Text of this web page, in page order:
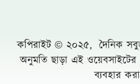
কপিরাইট © ২০২৫, দৈনিক সবুজ
অনুমতি ছাড়া এই ওয়েবসাইটের
ব্যবহার